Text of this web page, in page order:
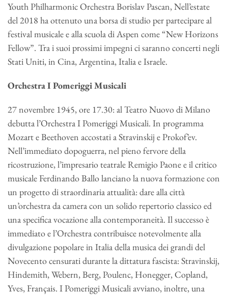
Youth Philharmonic Orchestra Borislav Pascan, Nell’estate
del 2018 ha ottenuto una borsa di studio per partecipare al
festival musicale e alla scuola di Aspen come “New Horizons
Fellow”. Tra i suoi prossimi impegni ci saranno concerti negli
Stati Uniti, in Cina, Argentina, Italia e Israele.
Orchestra I Pomeriggi Musicali
27 novembre 1945, ore 17.30: al Teatro Nuovo di Milano
debutta l’Orchestra I Pomeriggi Musicali. In programma
Mozart e Beethoven accostati a Stravinskij e Prokof’ev.
Nell’immediato dopoguerra, nel pieno fervore della
ricostruzione, l’impresario teatrale Remigio Paone e il critico
musicale Ferdinando Ballo lanciano la nuova formazione con
un progetto di straordinaria attualità: dare alla città
un’orchestra da camera con un solido repertorio classico ed
una specifica vocazione alla contemporaneità. Il successo è
immediato e l’Orchestra contribuisce notevolmente alla
divulgazione popolare in Italia della musica dei grandi del
Novecento censurati durante la dittatura fascista: Stravinskij,
Hindemith, Webern, Berg, Poulenc, Honegger, Copland,
Yves, Français. I Pomeriggi Musicali avviano, inoltre, una